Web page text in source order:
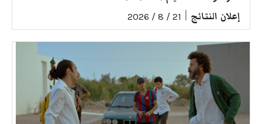
إعلان النتائج 21 / 8 / 2026